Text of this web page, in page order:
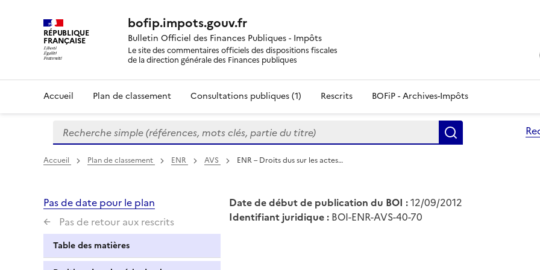
RÉPUBLIQUE
FRANÇAISE
bofip.impots.gouv.fr
Bulletin Officiel des Finances Publiques - Impôts
Le site des commentaires officiels des dispositions fiscales
de la direction générale des Finances publiques
Accueil Plan de classement Consultations publiques (1) Rescrits BOFiP - Archives-Impôts
Formulaire
de
recherche
Recherche simple (références, mots clés, partie du titre)
Accueil Plan de classement ENR AVS ENR – Droits dus sur les actes…
Pas de date pour le plan
Pas de retour aux rescrits
Table des matières
Date de début de publication du BOI :12/09/2012
Identifiant juridique : BOI-ENR-AVS-40-70